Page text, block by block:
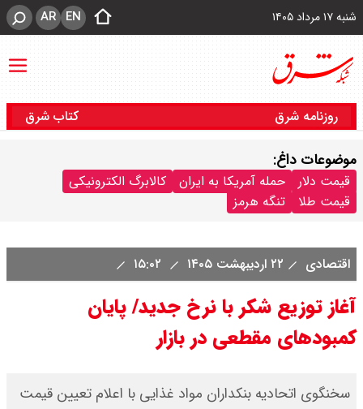
شنبه ۱۷ مرداد ۱۴۰۵ EN
AR
روزنامه شرق کتاب شرق
موضوعات داغ:
قیمت دلار حمله آمریکا به ایران
کالابرگ الکترونیکی
قیمت طلا
تنگه هرمز
اقتصادی ۲۲ اردیبهشت ۱۴۰۵
آغاز توزیع شکر با نرخ جدید/ پایان
کمبودهای مقطعی در بازار
سخنگوی اتحادیه بنکداران مواد غذایی با اعلام تعیین قیمت